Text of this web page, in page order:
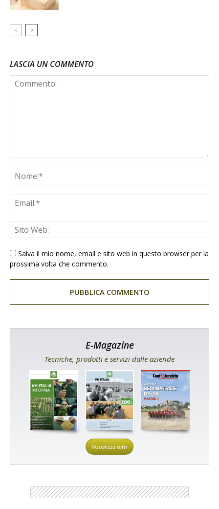
LASCIA UN COMMENTO
Salva il mio nome, email e sito web in questo browser per la
prossima volta che commento.
E-Magazine
Tecniche, prodotti e servizi dalle aziende
Visualizza tutti